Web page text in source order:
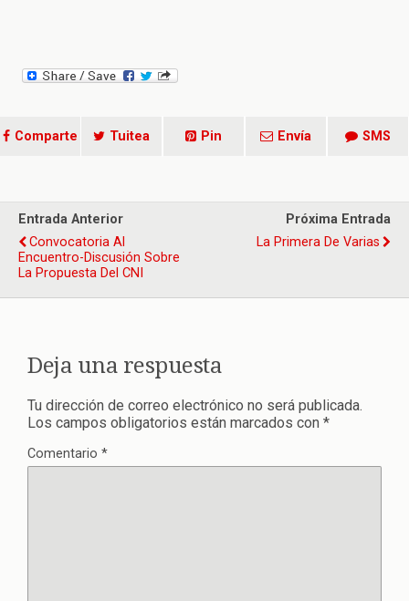
Comparte Tuitea Pin Envía SMS
Entrada Anterior
Convocatoria Al
Encuentro-Discusión Sobre
La Propuesta Del CNI
Próxima Entrada
La Primera De Varias
Deja una respuesta
Tu dirección de correo electrónico no será publicada.
Los campos obligatorios están marcados con *
Comentario *